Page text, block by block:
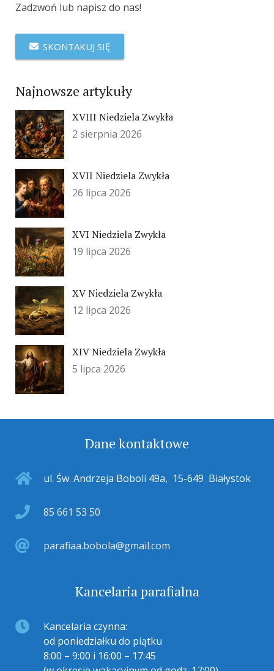
Zadzwoń lub napisz do nas!
SKONTAKUJ SIĘ
Najnowsze artykuły
XVIII Niedziela Zwykła
2 sierpnia 2026
XVII Niedziela Zwykła
26 lipca 2026
XVI Niedziela Zwykła
19 lipca 2026
XV Niedziela Zwykła
12 lipca 2026
XIV Niedziela Zwykła
5 lipca 2026
Dane kontaktowe
ul. Św. Andrzeja Boboli 49a, 15-649 Białystok
85 661 53 50
parafiaa.bobola@gmail.com
Kancelaria parafialna
Kancelaria czynna:
od poniedziałku do piątku
8:00 – 9:00 i 16:00 – 17:45